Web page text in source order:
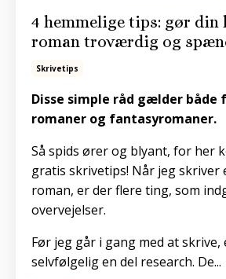
4 hemmelige tips: gør
roman troværdig og
Skrivetips
Disse simple råd gælder både
romaner og fantasyromaner.
Så spids ører og blyant, for her
gratis skrivetips! Når jeg skriver
roman, er der flere ting, som
overvejelser.
Før jeg går i gang med at skrive,
selvfølgelig en del research. De...